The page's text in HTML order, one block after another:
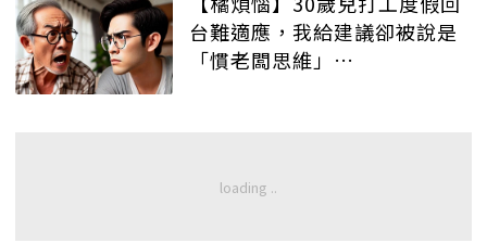
台難適應，我給建議卻被說是
「慣老闆思維」…